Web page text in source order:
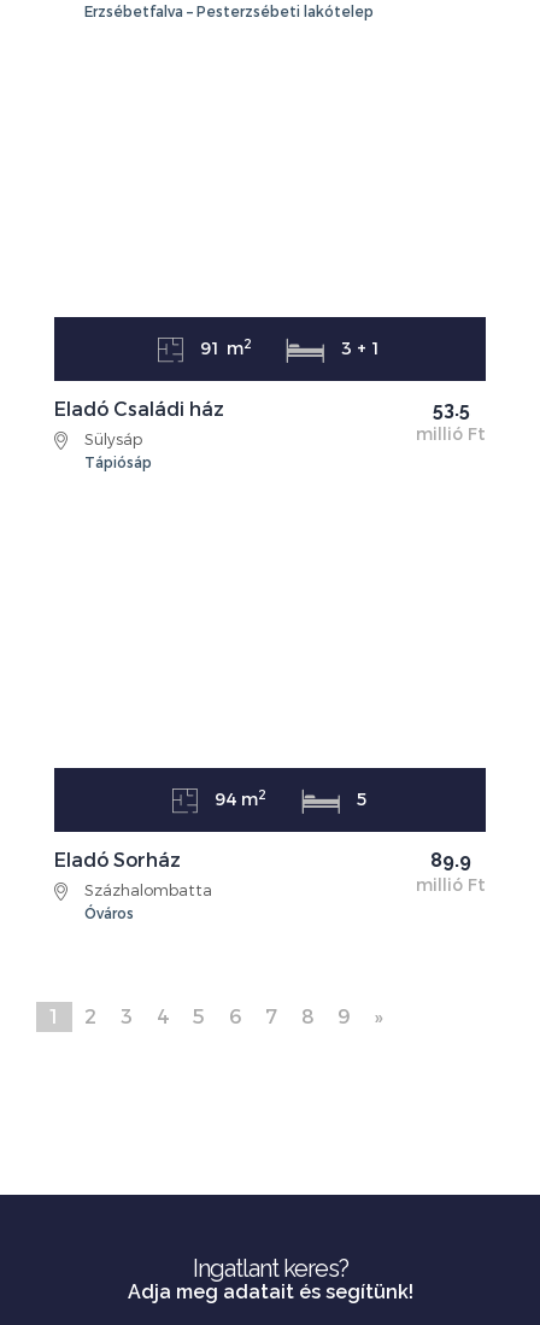
Erzsébetfalva – Pesterzsébeti lakótelep
91 m2 3 + 1
53.5
millió Ft
Eladó Családi ház
Sülysáp
Tápiósáp
94 m2 5
89.9
millió Ft
Eladó Sorház
Százhalombatta
Óváros
1 2 3 4 5 6 7 8 9 »
Ingatlant keres?
Adja meg adatait és segítünk!